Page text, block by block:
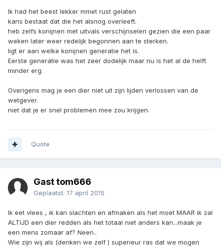
Ik had het beest lekker mmet rust gelaten
kans bestaat dat die het alsnog overleeft.
heb zelfs konijnen met uitvals verschijnselen gezien die een paar
weken later weer redelijk begonnen aan te sterken.
ligt er aan welke konijnen generatie het is.
Eerste generatie was het zeer dodelijk maar nu is het al de helft
minder erg.
Overigens mag je een dier niet uit zijn lijden verlossen van de
wetgever.
niet dat je er snel problemen mee zou krijgen.
Quote
Gast tom666
Geplaatst: 17 april 2015
Ik eet vlees , ik kan slachten en afmaken als het moet MAAR ik zal
ALTIJD een dier redden als het totaal niet anders kan...maak je
een mens zomaar af? Neen..
Wie zijn wij als (denken we zelf ) superieur ras dat we mogen